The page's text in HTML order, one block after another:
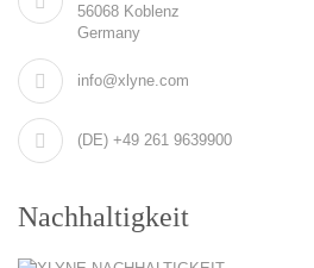
56068 Koblenz
Germany
info@xlyne.com
(DE) +49 261 9639900
Nachhaltigkeit